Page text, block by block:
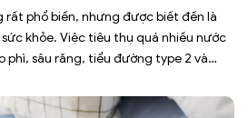
rất phổ biến, nhưng được biết đến là
khỏe. Việc tiêu thụ quá nhiều nước
phì, sâu răng, tiểu đường type 2 và